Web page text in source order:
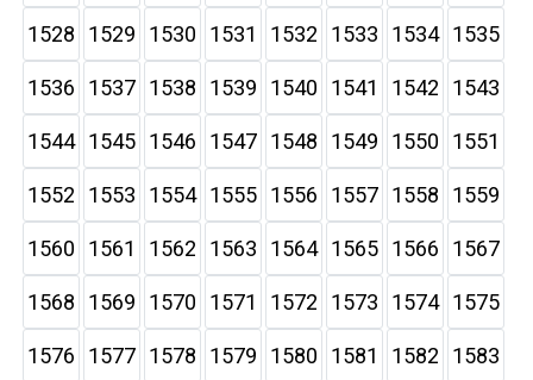
1528 1529 1530 1531 1532 1533 1534 1535
1536 1537 1538 1539 1540 1541 1542 1543
1544 1545 1546 1547 1548 1549 1550 1551
1552 1553 1554 1555 1556 1557 1558 1559
1560 1561 1562 1563 1564 1565 1566 1567
1568 1569 1570 1571 1572 1573 1574 1575
1576 1577 1578 1579 1580 1581 1582 1583